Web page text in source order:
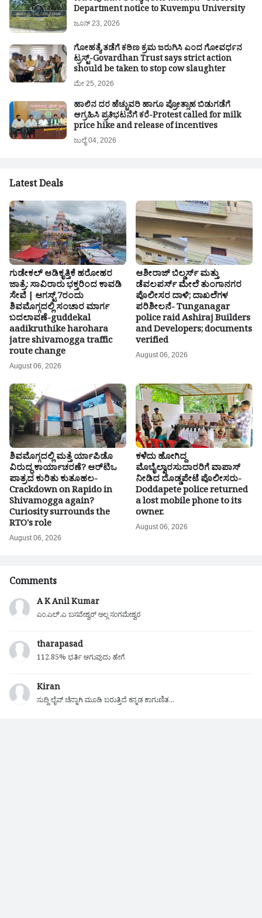
Department notice to Kuvempu University
ಜೂನ್ 23, 2026
ಗೋಹತ್ಯೆ ತಡೆಗೆ ಕಠಿಣ ಕ್ರಮ ಜರುಗಿಸಿ ಎಂದ ಗೋವರ್ಧನ
ಟ್ರಸ್ಟ್-Govardhan Trust says strict action
should be taken to stop cow slaughter
ಮೇ 25, 2026
ಹಾಲಿನ ದರ ಹೆಚ್ಚುವರಿ ಹಾಗೂ ಪ್ರೋತ್ಸಾಹ ಬಿಡುಗಡೆಗೆ
ಆಗ್ರಹಿಸಿ ಪ್ರತಿಭಟನೆಗೆ ಕರೆ-Protest called for milk
price hike and release of incentives
ಜುಲೈ 04, 2026
Latest Deals
ಗುಡೇಕಲ್ ಆಡಿಕೃತ್ತಿಕೆ ಹರೋಹರ
ಜಾತ್ರೆ: ಸಾವಿರಾರು ಭಕ್ತರಿಂದ ಕಾವಡಿ
ಸೇವೆ | ಆಗಸ್ಟ್ 7ರಂದು
ಶಿವಮೊಗ್ಗದಲ್ಲಿ ಸಂಚಾರ ಮಾರ್ಗ
ಬದಲಾವಣೆ-guddekal
aadikruthike harohara
jatre shivamogga traffic
route change
August 06, 2026
ಆಶೀರಾಜ್ ಬಿಲ್ಡರ್ಸ್ ಮತ್ತು
ಡೆವಲಪರ್ಸ್ ಮೇಲೆ ತುಂಗಾನಗರ
ಪೊಲೀಸರ ದಾಳಿ; ದಾಖಲೆಗಳ
ಪರಿಶೀಲನೆ- Tunganagar
police raid Ashiraj Builders
and Developers; documents
verified
August 06, 2026
ಶಿವಮೊಗ್ಗದಲ್ಲಿ ಮತ್ತೆ ರ್ಯಾಪಿಡೊ
ವಿರುದ್ಧ ಕಾರ್ಯಾಚರಣೆ? ಆರ್‌ಟಿಒ
ಪಾತ್ರದ ಕುರಿತು ಕುತೂಹಲ-
Crackdown on Rapido in
Shivamogga again?
Curiosity surrounds the
RTO's role
August 06, 2026
ಕಳೆದು ಹೋಗಿದ್ದ
ಮೊಬೈಲ್ವಾರಸುದಾರರಿಗೆ ವಾಪಾಸ್
ನೀಡಿದ ದೊಡ್ಡಪೇಟೆ ಪೊಲೀಸರು-
Doddapete police returned
a lost mobile phone to its
owner.
August 06, 2026
Comments
A K Anil Kumar
ಎಂ.ಎಲ್.ಎ ಬಸವೇಶ್ವರ್ ಅಲ್ಲ ಸಂಗಮೇಶ್ವರ
tharapasad
112.85% ಭರ್ತಿ ಆಗುವುದು ಹೇಗೆ
Kiran
ಸುದ್ದಿ ಲೈವ್ ಚೆನ್ನಾಗಿ ಮೂಡಿ ಬರುತ್ತಿದೆ ಕನ್ನಡ ಕಾಗುಣಿತ...